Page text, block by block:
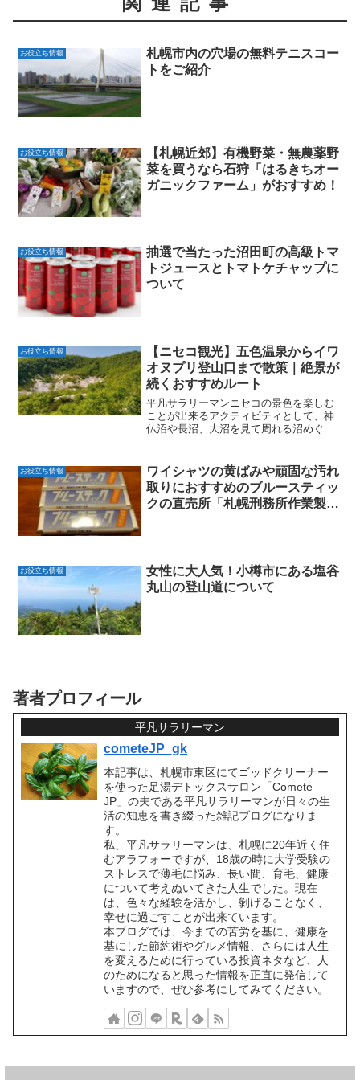
お役立ち情報
札幌市内の穴場の無料テニスコー
トをご紹介
お役立ち情報
【札幌近郊】有機野菜・無農薬野
菜を買うなら石狩「はるきちオー
ガニックファーム」がおすすめ！
お役立ち情報
抽選で当たった沼田町の高級トマ
トジュースとトマトケチャップに
ついて
お役立ち情報
【ニセコ観光】五色温泉からイワ
オヌプリ登山口まで散策｜絶景が
続くおすすめルート
平凡サラリーマンニセコの景色を楽しむ
ことが出来るアクティビティとして、神
仏沼や長沼、大沼を見て周れる沼めぐり
色を堪能することが出来ますのでおすす
めです。今回は、沼めぐり...
お役立ち情報
ワイシャツの黄ばみや頑固な汚れ
取りにおすすめのブルースティッ
クの直売所「札幌刑務所作業製品
お役立ち情報
女性に大人気！小樽市にある塩谷
丸山の登山道について
著者プロフィール
平凡サラリーマン
cometeJP_gk
本記事は、札幌市東区にてゴッドクリーナー
を使った足湯デトックスサロン「Comete
JP」の夫である平凡サラリーマンが日々の生
活の知恵を書き綴った雑記ブログになりま
す。
私、平凡サラリーマンは、札幌に20年近く住
むアラフォーですが、18歳の時に大学受験の
ストレスで薄毛に悩み、長い間、育毛、健康
について考えぬいてきた人生でした。現在
は、色々な経験を活かし、剝げることなく、
幸せに過ごすことが出来ています。
本ブログでは、今までの苦労を基に、健康を
基にした節約術やグルメ情報、さらには人生
を変えるために行っている投資ネタなど、人
のためになると思った情報を正直に発信して
いますので、ぜひ参考にしてみてください。